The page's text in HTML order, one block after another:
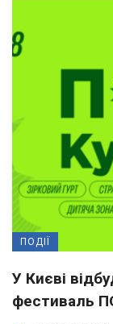
ПОДІЇ
У Києві
фестиваль